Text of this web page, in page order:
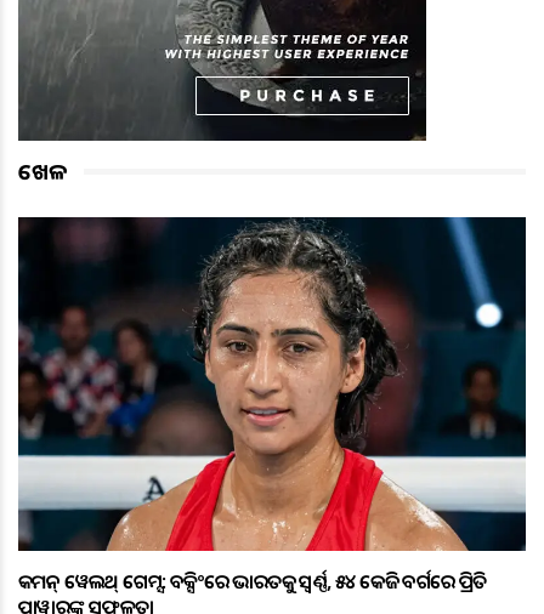
ଖେଳ
କମନ୍ ୱେଲଥ୍ ଗେମ୍ସ: ବକ୍ସିଂରେ ଭାରତକୁ ସ୍ବର୍ଣ୍ଣ, ୫୪ କେଜି ବର୍ଗରେ ପ୍ରିତି
ପାୱାରଙ୍କ ସଫଳତା